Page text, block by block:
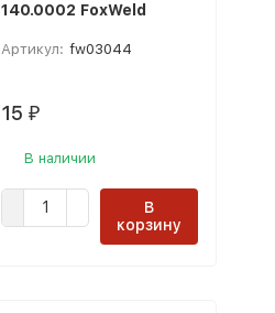
140.0002 FoxWeld
Артикул: fw03044
15 ₽
В наличии
В
корзину